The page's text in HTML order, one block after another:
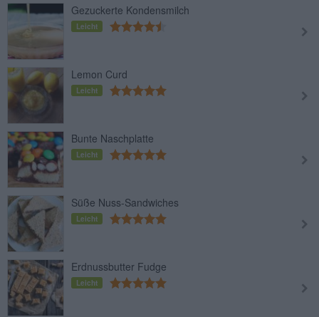
Gezuckerte Kondensmilch
Leicht
Lemon Curd
Leicht
Bunte Naschplatte
Leicht
Süße Nuss-Sandwiches
Leicht
Erdnussbutter Fudge
Leicht